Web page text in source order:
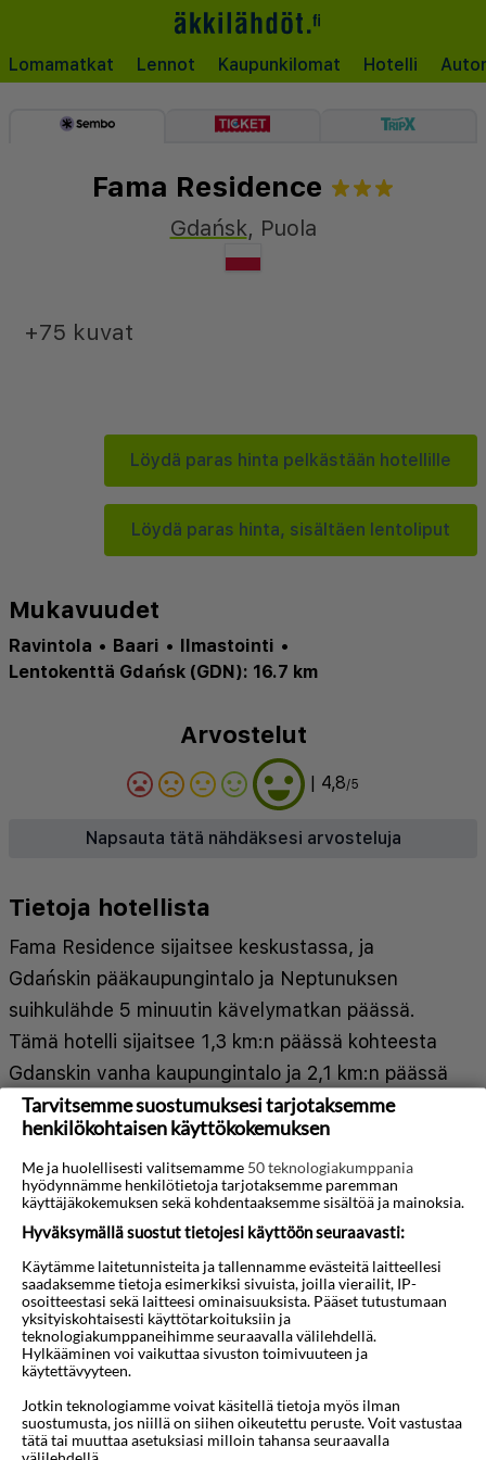
Lomamatkat Lennot Kaupunkilomat Hotelli
Fama Residence
Gdańsk, Puola
Löydä paras hinta pelkästään hotellille
Löydä paras hinta, sisältäen lentoliput
+75 kuvat
Mukavuudet
Ravintola • Baari • Ilmastointi •
Lentokenttä Gdańsk (GDN): 16.7 km
Arvostelut
| 4,8/5
Napsauta tätä nähdäksesi arvosteluja
Tietoja hotellista
Fama Residence sijaitsee keskustassa, ja
Gdańskin pääkaupungintalo ja Neptunuksen
suihkulähde 5 minuutin kävelymatkan päässä.
Tämä hotelli sijaitsee 1,3 km:n päässä kohteesta
Gdanskin vanha kaupungintalo ja 2,1 km:n päässä
kohteesta Gdańskin venesatama. Kaikissa 39
huoneessa on ilmastointi, jääkaappi sekä
taulutelevisio. Ilmainen langaton internetyhteys
pitää sinut yhteydessä verkkoon. Käytössäsi on
kylpyhuone, josta löytyy suihku ja hiustenkuivaaja.
Varusteluun kuuluu puhelin, tallelokero ja
työpöytä. Etäisyydet pyöristetään lähimpään 0,1
mailiin ja kilometriin.
Ulica Długan kävelykatu - 0,1 km / 0,1 mi
Trakt Krolewski - 0,1 km / 0,1 mi
Dwór Bractwa św. Jerzego - 0,1 km / 0,1 mi
Näytä lisää
3D-animaatio Kartta
Tarvitsemme suostumuksesi tarjotaksemme
henkilökohtaisen käyttökokemuksen
Me ja huolellisesti valitsemamme 50 teknologiakumppania
hyödynnämme henkilötietoja tarjotaksemme paremman
käyttäjäkokemuksen sekä kohdentaaksemme sisältöä ja mainoksia.
Hyväksymällä suostut tietojesi käyttöön seuraavasti:
Käytämme laitetunnisteita ja tallennamme evästeitä laitteellesi
saadaksemme tietoja esimerkiksi sivuista, joilla vierailit, IP-
osoitteestasi sekä laitteesi ominaisuuksista. Pääset tutustumaan
yksityiskohtaisesti käyttötarkoituksiin ja
teknologiakumppaneihimme seuraavalla välilehdellä.
Hylkääminen voi vaikuttaa sivuston toimivuuteen ja
käytettävyyteen.
Jotkin teknologiamme voivat käsitellä tietoja myös ilman
suostumusta, jos niillä on siihen oikeutettu peruste. Voit vastustaa
tätä tai muuttaa asetuksiasi milloin tahansa seuraavalla